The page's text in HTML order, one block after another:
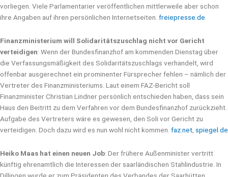
vorliegen. Viele Parlamentarier veröffentlichen mittlerweile aber schon
ihre Angaben auf ihren persönlichen Internetseiten. freiepresse.de
Finanzministerium will Solidaritätszuschlag nicht vor Gericht
verteidigen: Wenn der Bundesfinanzhof am kommenden Dienstag über
die Verfassungsmäßigkeit des Solidaritätszuschlags verhandelt, wird
offenbar ausgerechnet ein prominenter Fürsprecher fehlen – nämlich der
Vertreter des Finanzministeriums. Laut einem FAZ-Bericht soll
Finanzminister Christian Lindner persönlich entschieden haben, dass sein
Haus den Beitritt zu dem Verfahren vor dem Bundesfinanzhof zurückzieht.
Aufgabe des Vertreters wäre es gewesen, den Soli vor Gericht zu
verteidigen. Doch dazu wird es nun wohl nicht kommen. faz.net, spiegel.de
Heiko Maas hat einen neuen Job: Der frühere Außenminister vertritt
künftig ehrenamtlich die Interessen der saarländischen Stahlindustrie. In